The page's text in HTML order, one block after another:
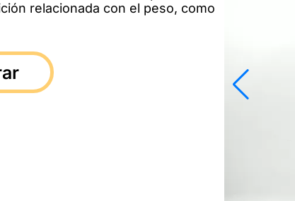
relacionada con el peso, como